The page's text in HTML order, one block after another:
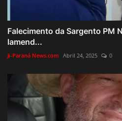
Falecimento da Sargento PM
lamend...
Ji-Paraná News.com Abril 24, 2025 0